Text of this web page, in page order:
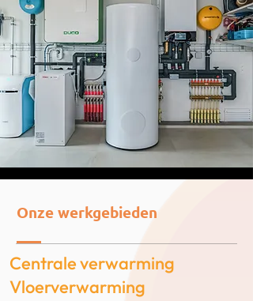
Onze werkgebieden
​Centrale verwarming
Vloerverwarming